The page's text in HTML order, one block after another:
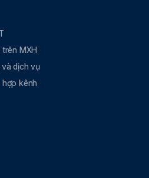
MXH
và dịch vụ
hợp kênh